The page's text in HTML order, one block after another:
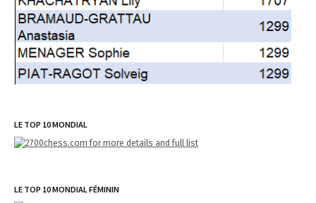
LE TOP 10 MONDIAL
LE TOP 10 MONDIAL FÉMININ